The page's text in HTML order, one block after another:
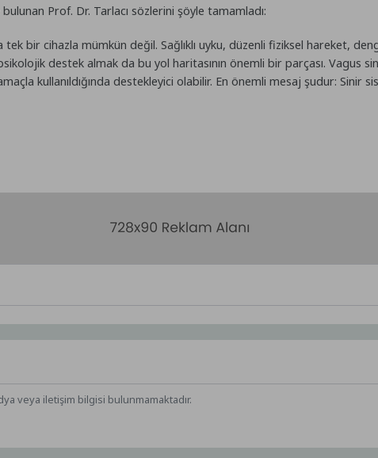
Prof. Dr. Tarlacı sözlerini şöyle tamamladı:
bir cihazla mümkün değil. Sağlıklı uyku, düzenli fiziksel hareket,
destek almak da bu yol haritasının önemli bir parçası. Vagus
kullanıldığında destekleyici olabilir. En önemli mesaj şudur: Sinir
veya iletişim bilgisi bulunmamaktadır.